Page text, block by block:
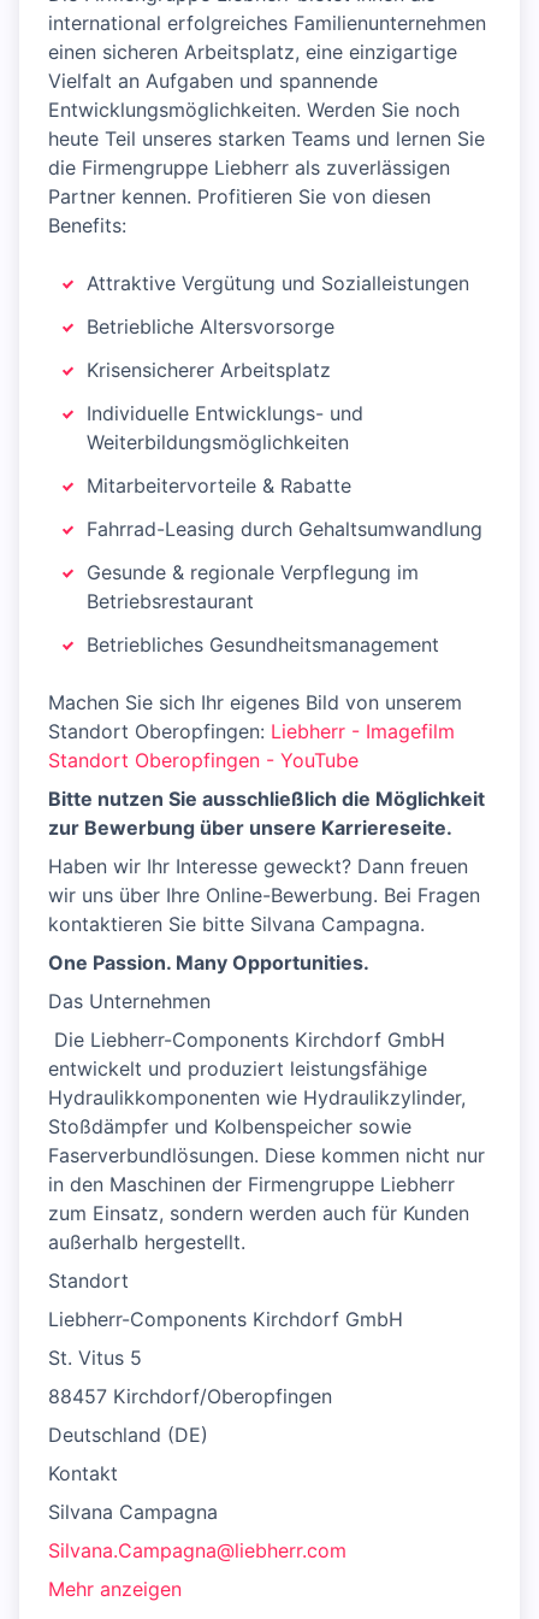
international erfolgreiches Familienunternehmen
einen sicheren Arbeitsplatz, eine einzigartige
Vielfalt an Aufgaben und spannende
Entwicklungsmöglichkeiten. Werden Sie noch
heute Teil unseres starken Teams und lernen Sie
die Firmengruppe Liebherr als zuverlässigen
Partner kennen. Profitieren Sie von diesen
Benefits:
Attraktive Vergütung und Sozialleistungen
Betriebliche Altersvorsorge
Krisensicherer Arbeitsplatz
Individuelle Entwicklungs- und
Weiterbildungsmöglichkeiten
Mitarbeitervorteile & Rabatte
Fahrrad-Leasing durch Gehaltsumwandlung
Gesunde & regionale Verpflegung im
Betriebsrestaurant
Betriebliches Gesundheitsmanagement
Machen Sie sich Ihr eigenes Bild von unserem
Standort Oberopfingen: Liebherr - Imagefilm
Standort Oberopfingen - YouTube
Bitte nutzen Sie ausschließlich die Möglichkeit
zur Bewerbung über unsere Karriereseite.
Haben wir Ihr Interesse geweckt? Dann freuen
wir uns über Ihre Online-Bewerbung. Bei Fragen
kontaktieren Sie bitte Silvana Campagna.
One Passion. Many Opportunities.
Das Unternehmen
​ Die Liebherr-Components Kirchdorf GmbH
entwickelt und produziert leistungsfähige
Hydraulikkomponenten wie Hydraulikzylinder,
Stoßdämpfer und Kolbenspeicher sowie
Faserverbundlösungen. Diese kommen nicht nur
in den Maschinen der Firmengruppe Liebherr
zum Einsatz, sondern werden auch für Kunden
außerhalb hergestellt.
Standort
Liebherr-Components Kirchdorf GmbH
St. Vitus 5
88457 Kirchdorf/Oberopfingen
Deutschland (DE)
Kontakt
Silvana Campagna
Silvana.Campagna@liebherr.com
Mehr anzeigen